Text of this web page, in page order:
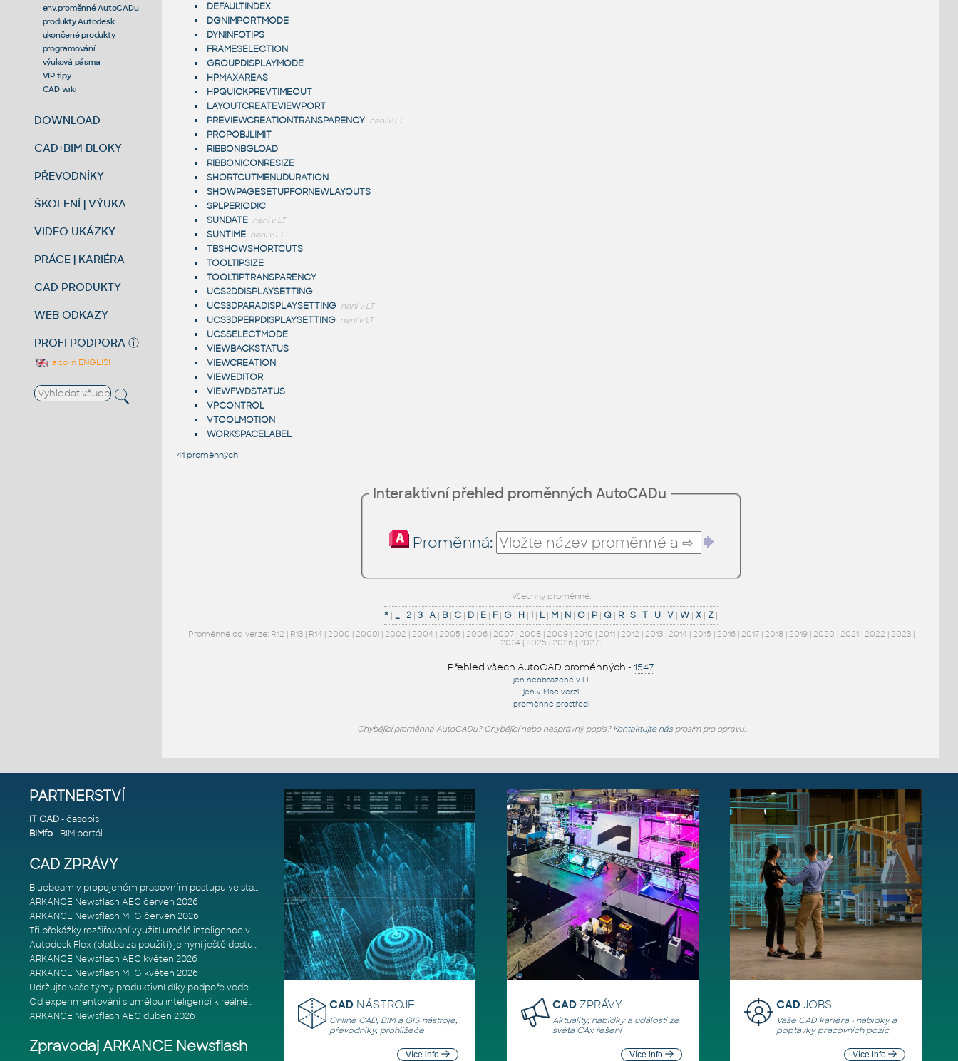
env.proměnné AutoCADu
produkty Autodesk
ukončené produkty
programování
výuková pásma
VIP tipy
CAD wiki
DOWNLOAD
CAD+BIM BLOKY
PŘEVODNÍKY
ŠKOLENÍ | VÝUKA
VIDEO UKÁZKY
PRÁCE | KARIÉRA
CAD PRODUKTY
WEB ODKAZY
PROFI PODPORA ⓘ
also in ENGLISH
DEFAULTINDEX
DGNIMPORTMODE
DYNINFOTIPS
FRAMESELECTION
GROUPDISPLAYMODE
HPMAXAREAS
HPQUICKPREVTIMEOUT
LAYOUTCREATEVIEWPORT
PREVIEWCREATIONTRANSPARENCY není v LT
PROPOBJLIMIT
RIBBONBGLOAD
RIBBONICONRESIZE
SHORTCUTMENUDURATION
SHOWPAGESETUPFORNEWLAYOUTS
SPLPERIODIC
SUNDATE není v LT
SUNTIME není v LT
TBSHOWSHORTCUTS
TOOLTIPSIZE
TOOLTIPTRANSPARENCY
UCS2DDISPLAYSETTING
UCS3DPARADISPLAYSETTING není v LT
UCS3DPERPDISPLAYSETTING není v LT
UCSSELECTMODE
VIEWBACKSTATUS
VIEWCREATION
VIEWEDITOR
VIEWFWDSTATUS
VPCONTROL
VTOOLMOTION
WORKSPACELABEL
41 proměnných
Interaktivní přehled proměnných AutoCADu
Proměnná:
Všechny proměnné:
* |_ |2 |3 |A | B |C | D | E | F|G | H | I | L | M | N |O | P |Q | R |S |T | U |V |W |X |Z |
Proměnné od verze: R12 | R13| R14| 2000 | 2000i| 2002 | 2004| 2005 | 2006| 2007| 2008| 2009| 2010 | 2011| 2012 | 2013| 2014| 2015 | 2016| 2017| 2018| 2019| 2020 | 2021| 2022 | 2023|
2024| 2025 | 2026| 2027|
Přehled všech AutoCAD proměnných -1547
jen neobsažené v LT
jen v Mac verzi
proměnné prostředí
Chybějící proměnná AutoCADu? Chybějící nebo nesprávný popis? Kontaktujte násprosím pro opravu.
PARTNERSTVÍ
IT CAD- časopis
BIMfo- BIM portál
CAD ZPRÁVY
Bluebeam v propojeném pracovním postupu ve stavebnictví: Proč je int
ARKANCE Newsflash AEC červen 2026
ARKANCE Newsflash MFG červen 2026
Tři překážky rozšiřování využití umělé inteligence ve stavebním prům
Autodesk Flex (platba za použití) je nyní ještě dostupnější
ARKANCE Newsflash AEC květen 2026
ARKANCE Newsflash MFG květen 2026
Udržujte vaše týmy produktivní díky podpoře vedené odborníky
Od experimentování s umělou inteligencí k reálnému dopadu na podniká
ARKANCE Newsflash AEC duben 2026
Zpravodaj ARKANCE Newsflash
CAD NÁSTROJE
Online CAD, BIM a GIS nástroje,
převodníky, prohlížeče
Více info
CAD ZPRÁVY
Aktuality, nabídky a události ze
světa CAx řešení
Více info
CADJOBS
Vaše CAD kariéra - nabídky a
poptávky pracovních pozic
Více info